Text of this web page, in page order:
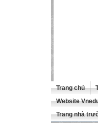
Trang chủ
Website
Trang nhà